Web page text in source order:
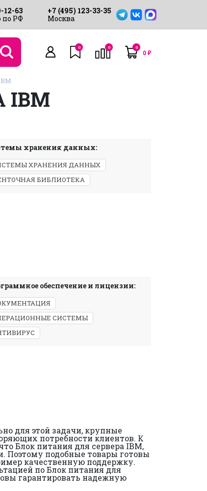
12-63
по РФ
+7 (495) 123-33-35
Москва
0 0 0
0₽
IBM
хранения данных:
ХРАНЕНИЯ ДАННЫХ
БИБЛИОТЕКА
обеспечение и лицензии:
СИСТЕМЫ
для этой задачи, крупные
потребности клиентов. К
Блок питания для сервера IBM,
Поэтому подобные товары готовы
качественную поддержку.
по Блок питания для
гарантировать надежную